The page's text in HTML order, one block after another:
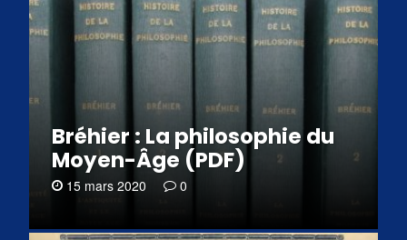
Bréhier : La philosophie du
Moyen-Âge (PDF)
15 mars 2020 0